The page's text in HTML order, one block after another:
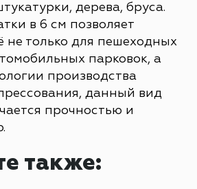
дерева, бруса.
в 6 см позволяет
не только для пешеходных
парковок, а
производства
данный вид
прочностью и
также: